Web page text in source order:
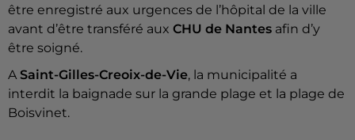
être enregistré aux urgences de l’hôpital de la ville
avant d’être transféré aux CHU de Nantes afin d’y
être soigné.
ASaint-Gilles-Creoix-de-Vie, la municipalité a
interdit la baignade sur la grande plage et la plage de
Boisvinet.